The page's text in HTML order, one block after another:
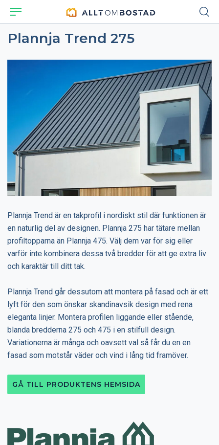
Plannja Trend 275
Plannja Trend är en takprofil i nordiskt stil där funktionen är
en naturlig del av designen. Plannja 275 har tätare mellan
profiltopparna än Plannja 475. Välj dem var för sig eller
varför inte kombinera dessa två bredder för att ge extra liv
och karaktär till ditt tak.
Plannja Trend går dessutom att montera på fasad och är ett
lyft för den som önskar skandinavsik design med rena
eleganta linjer. Montera profilen liggande eller stående,
blanda bredderna 275 och 475 i en stilfull design.
Variationerna är många och oavsett val så får du en en
fasad som motstår väder och vind i lång tid framöver.
GÅ TILL PRODUKTENS HEMSIDA